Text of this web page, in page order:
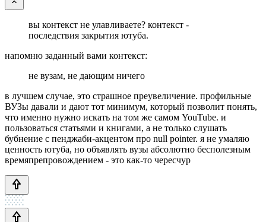
вы контекст не улавливаете? контекст -
последствия закрытия ютуба.
напомню заданный вами контекст:
не вузам, не дающим ничего
в лучшем случае, это страшное преувеличение. профильные
ВУЗы давали и дают тот минимум, который позволит понять,
что именно нужно искать на том же самом YouTube. и
пользоваться статьями и книгами, а не только слушать
бубнение с пенджаби-акцентом про null pointer. я не умаляю
ценность ютуба, но объявлять вузы абсолютно бесполезным
времяпрепровождением - это как-то чересчур